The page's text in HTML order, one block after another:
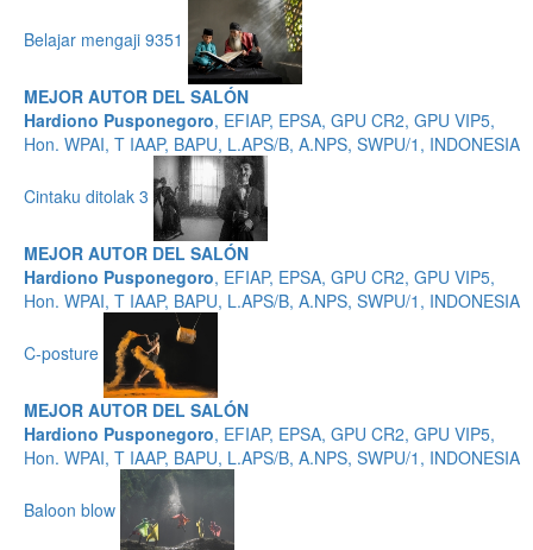
Belajar mengaji 9351
MEJOR AUTOR DEL SALÓN
Hardiono Pusponegoro, EFIAP, EPSA, GPU CR2, GPU VIP5,
Hon. WPAI, T IAAP, BAPU, L.APS/B, A.NPS, SWPU/1, INDONESIA
Cintaku ditolak 3
MEJOR AUTOR DEL SALÓN
Hardiono Pusponegoro, EFIAP, EPSA, GPU CR2, GPU VIP5,
Hon. WPAI, T IAAP, BAPU, L.APS/B, A.NPS, SWPU/1, INDONESIA
C-posture
MEJOR AUTOR DEL SALÓN
Hardiono Pusponegoro, EFIAP, EPSA, GPU CR2, GPU VIP5,
Hon. WPAI, T IAAP, BAPU, L.APS/B, A.NPS, SWPU/1, INDONESIA
Baloon blow